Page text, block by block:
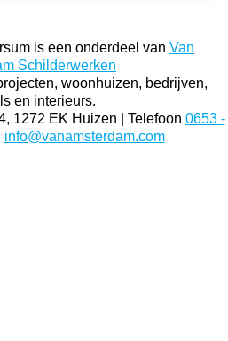
is een onderdeel van Van
Schilderwerken
woonhuizen, bedrijven,
en interieurs.
1272 EK Huizen | Telefoon 0653 -
info@vanamsterdam.com